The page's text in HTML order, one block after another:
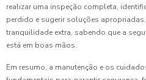
realizar uma inspeção completa,
perdido e sugerir soluções
tranquilidade extra, sabendo que a
está em boas mãos.
Em resumo, a manutenção e os